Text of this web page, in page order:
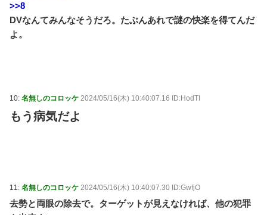
>>8
DVなんてみんなそうだろ。たぶんあれで謎の快楽を得てんだ
よ。
10: 名無しのコロッケ 2024/05/16(木) 10:40:07.16 ID:HodTI
もう病気だよ
11: 名無しのコロッケ 2024/05/16(木) 10:40:07.30 ID:GwfjO
去勢と両眼の除去で。ターゲットが見えなければ、他の犯罪